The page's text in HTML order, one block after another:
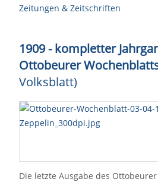
Zeitungen & Zeitschriften
1909 - kompletter
Ottobeurer
Volksblatt)
Die letzte Ausgabe des